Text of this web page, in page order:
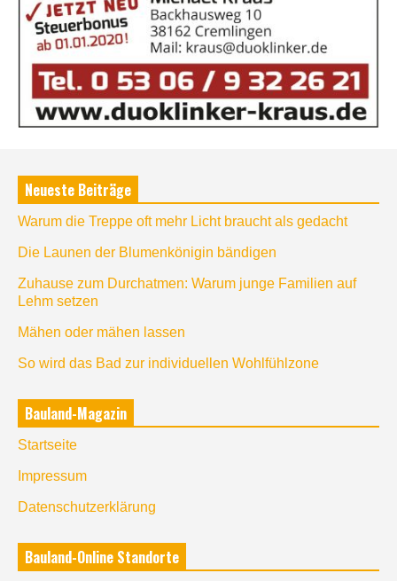
Neueste Beiträge
Warum die Treppe oft mehr Licht braucht als gedacht
Die Launen der Blumenkönigin bändigen
Zuhause zum Durchatmen: Warum junge Familien auf
Lehm setzen
Mähen oder mähen lassen
So wird das Bad zur individuellen Wohlfühlzone
Bauland-Magazin
Startseite
Impressum
Datenschutzerklärung
Bauland-Online Standorte